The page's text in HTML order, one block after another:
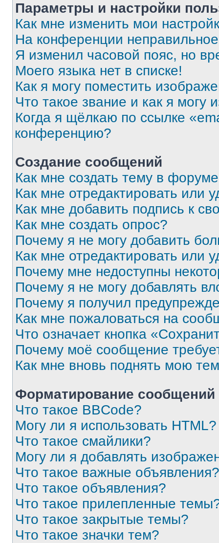
Параметры и настройки
Как мне изменить мои
На конференции
Я изменил часовой пояс, но
Моего языка нет в списке!
Как я могу поместить
Что такое звание и как я могу
Когда я щёлкаю по ссылке
конференцию?
Создание сообщений
Как мне создать тему в
Как мне отредактировать или
Как мне добавить подпись к
Как мне создать опрос?
Почему я не могу добавить
Как мне отредактировать или
Почему мне недоступны
Почему я не могу добавлять
Почему я получил
Как мне пожаловаться на
Что означает кнопка
Почему моё сообщение
Как мне вновь поднять мою
Форматирование
Что такое BBCode?
Могу ли я использовать HTML?
Что такое смайлики?
Могу ли я добавлять
Что такое важные объявления?
Что такое объявления?
Что такое прилепленные
Что такое закрытые темы?
Что такое значки тем?